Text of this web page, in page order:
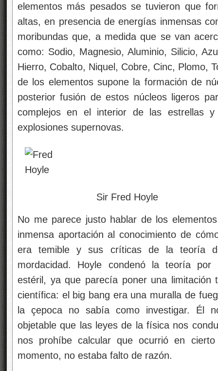
elementos más pesados se tuvieron que
altas, en presencia de energías inmensas
moribundas que, a medida que se van
como: Sodio, Magnesio, Aluminio, Silicio,
Hierro, Cobalto, Niquel, Cobre, Cinc, Plomo,
de los elementos supone la formación de
posterior fusión de estos núcleos ligeros
complejos en el interior de las estrellas
explosiones supernovas.
Sir Fred Hoyle
No me parece justo hablar de los
inmensa aportación al conocimiento de
era temible y sus críticas de la teoría
mordacidad. Hoyle condenó la teoría por
estéril, ya que parecía poner una limitación
científica: el big bang era una muralla de
la çepoca no sabía como investigar. Él
objetable que las leyes de la física nos
nos prohíbe calcular que ocurrió en
momento, no estaba falto de razón.